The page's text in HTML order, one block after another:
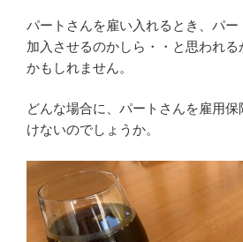
パートさんを雇い入れるとき、パー
加入させるのかしら・・と思われる
かもしれません。
どんな場合に、パートさんを雇用
けないのでしょうか。